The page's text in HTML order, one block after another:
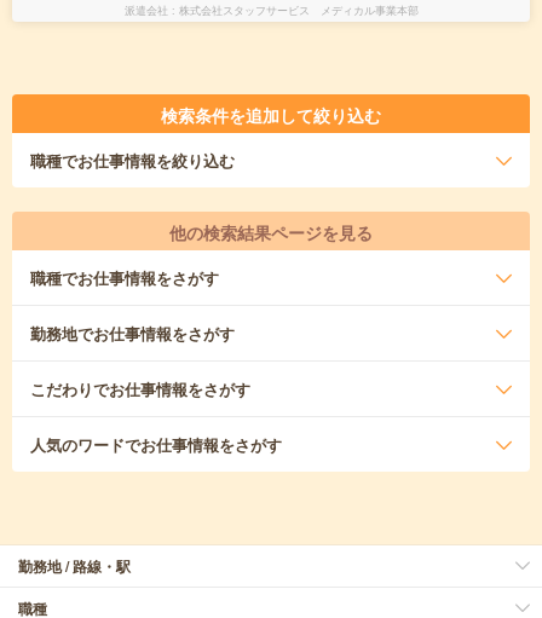
派遣会社 株式会社スタッフサービス メディカル事業本部
検索条件を追加して絞り込む
職種でお仕事情報を絞り込む
他の検索結果ページを見る
職種でお仕事情報をさがす
勤務地でお仕事情報をさがす
こだわりでお仕事情報をさがす
人気のワードでお仕事情報をさがす
勤務地 / 路線・駅
職種